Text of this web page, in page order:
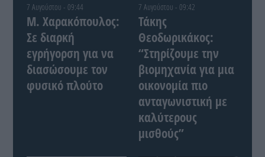
7 Αυγούστου - 09:44
Μ. Χαρακόπουλος:
Σε διαρκή
εγρήγορση για να
διασώσουμε τον
φυσικό πλούτο
7 Αυγούστου - 09:42
Τάκης
Θεοδωρικάκος:
“Στηρίζουμε την
βιομηχανία για μια
οικονομία πιο
ανταγωνιστική με
καλύτερους
μισθούς”